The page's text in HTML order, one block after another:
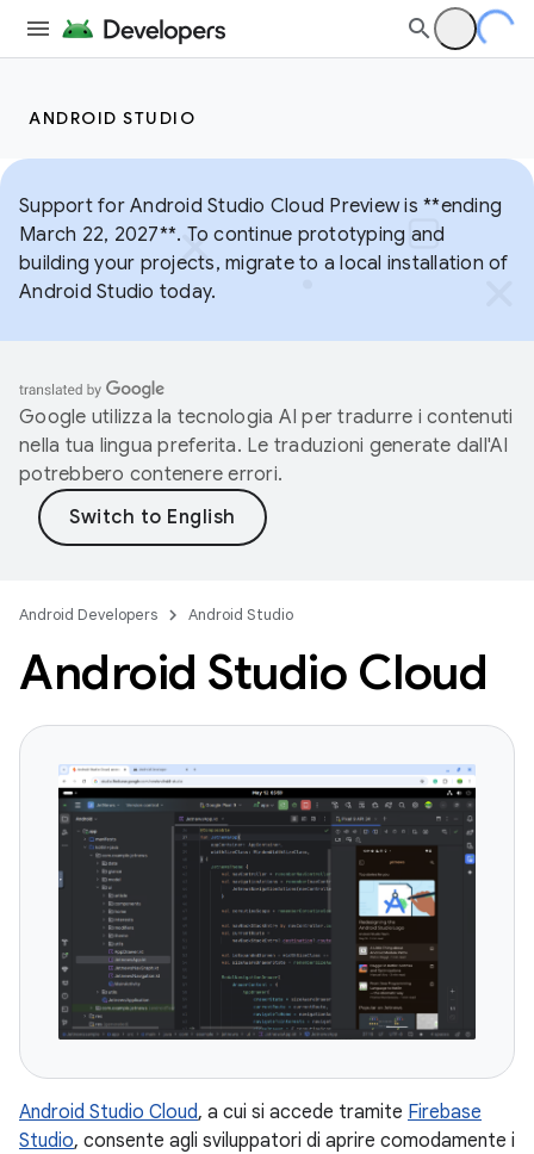
ANDROID STUDIO
Support for Android Studio Cloud Preview is **ending
March 22, 2027**. To continue prototyping and
building your projects, migrate to a local installation of
Android Studio today.
Google utilizza la tecnologia AI per tradurre i contenuti
nella tua lingua preferita. Le traduzioni generate dall'AI
potrebbero contenere errori.
Android Developers Android Studio
Android Studio Cloud
Android Studio Cloud, a cui si accede tramite Firebase
Studio, consente agli sviluppatori di aprire comodamente i